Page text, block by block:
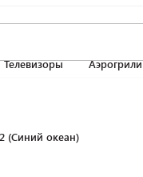
Телевизоры Аэрогрили
(Синий океан)